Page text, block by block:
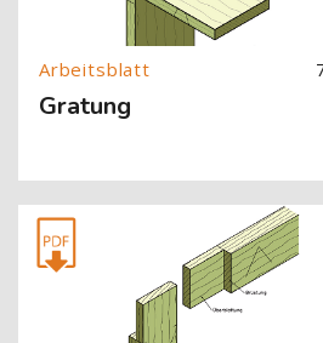
Gratung
[Cocoon] About (Text with Image)